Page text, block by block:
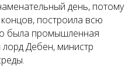
день, потому
построила всю
была промышленная
Дебен, министр